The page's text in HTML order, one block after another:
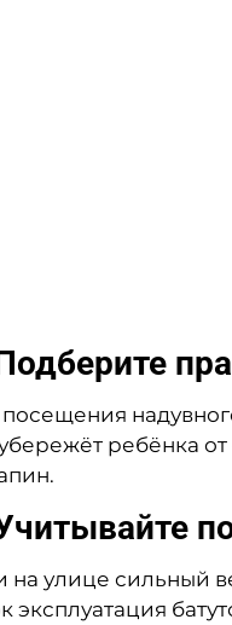
ребёнка
на улице сильный
эксплуатация